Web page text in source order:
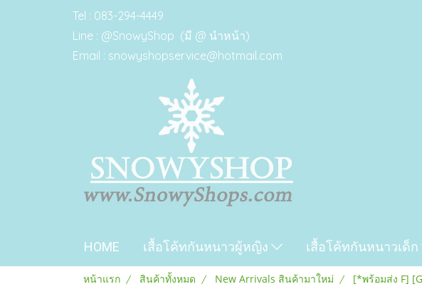
Tel : 083-294-4449
Line : @SnowyShop (มี @ นำหน้า)
Email : snowyshopservice@hotmail.com
HOME เสื้อโค้ทกันหนาวผู้หญิง เสื้อโค้ทกันหนาวเด็ก
หน้าแรก สินค้าทั้งหมด New Arrivals สินค้ามาใหม่ [*พร้อมส่ง F]